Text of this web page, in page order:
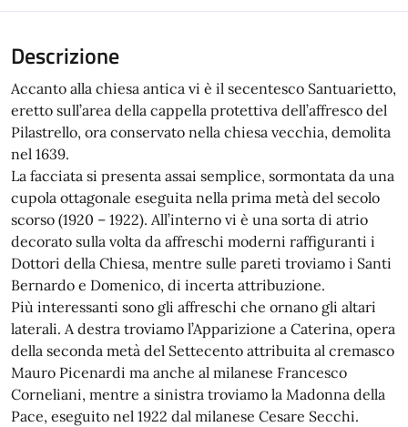
Descrizione
Accanto alla chiesa antica vi è il secentesco Santuarietto,
eretto sull’area della cappella protettiva dell’affresco del
Pilastrello, ora conservato nella chiesa vecchia, demolita
nel 1639.
La facciata si presenta assai semplice, sormontata da una
cupola ottagonale eseguita nella prima metà del secolo
scorso (1920 – 1922). All’interno vi è una sorta di atrio
decorato sulla volta da affreschi moderni raffiguranti i
Dottori della Chiesa, mentre sulle pareti troviamo i Santi
Bernardo e Domenico, di incerta attribuzione.
Più interessanti sono gli affreschi che ornano gli altari
laterali. A destra troviamo l’Apparizione a Caterina, opera
della seconda metà del Settecento attribuita al cremasco
Mauro Picenardi ma anche al milanese Francesco
Corneliani, mentre a sinistra troviamo la Madonna della
Pace, eseguito nel 1922 dal milanese Cesare Secchi.